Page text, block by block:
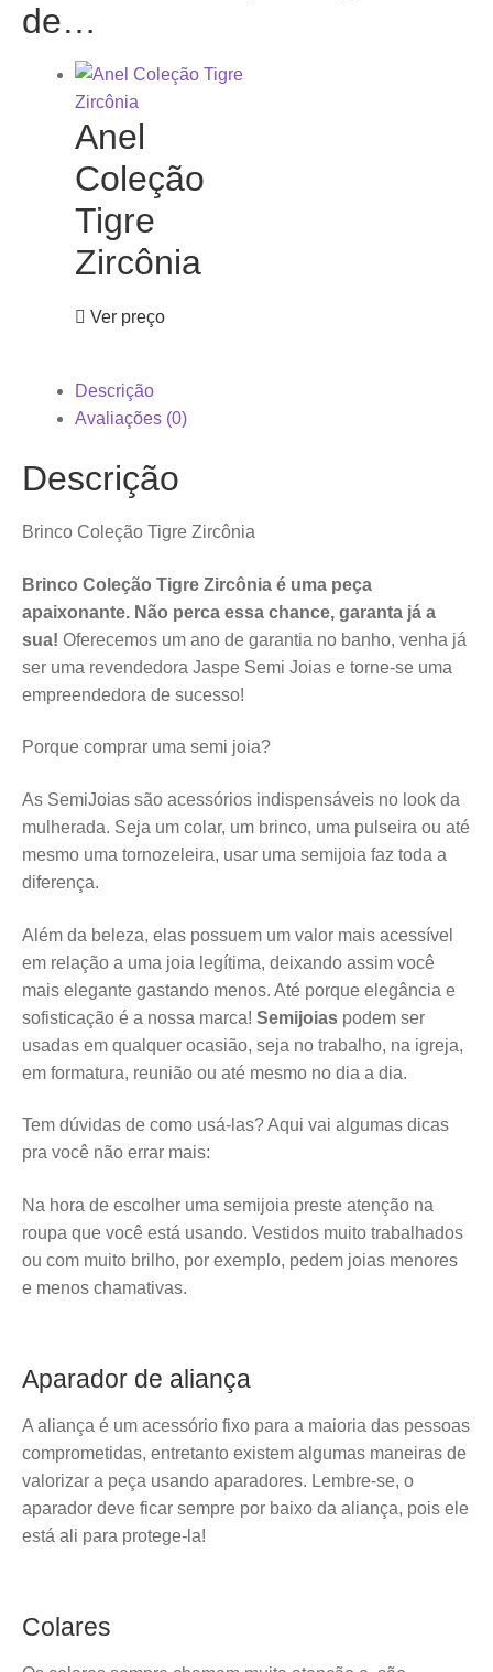
de…
Anel
Coleção
Tigre
Zircônia
Ver preço
Descrição
Avaliações (0)
Descrição
Brinco Coleção Tigre Zircônia
Brinco Coleção Tigre Zircônia é uma peça
apaixonante. Não perca essa chance, garanta já a
sua! Oferecemos um ano de garantia no banho, venha já
ser uma revendedora Jaspe Semi Joias e torne-se uma
empreendedora de sucesso!
Porque comprar uma semi joia?
As SemiJoias são acessórios indispensáveis no look da
mulherada. Seja um colar, um brinco, uma pulseira ou até
mesmo uma tornozeleira, usar uma semijoia faz toda a
diferença.
Além da beleza, elas possuem um valor mais acessível
em relação a uma joia legítima, deixando assim você
mais elegante gastando menos. Até porque elegância e
sofisticação é a nossa marca! Semijoias podem ser
usadas em qualquer ocasião, seja no trabalho, na igreja,
em formatura, reunião ou até mesmo no dia a dia.
Tem dúvidas de como usá-las? Aqui vai algumas dicas
pra você não errar mais:
Na hora de escolher uma semijoia preste atenção na
roupa que você está usando. Vestidos muito trabalhados
ou com muito brilho, por exemplo, pedem joias menores
e menos chamativas.
Aparador de aliança
A aliança é um acessório fixo para a maioria das pessoas
comprometidas, entretanto existem algumas maneiras de
valorizar a peça usando aparadores. Lembre-se, o
aparador deve ficar sempre por baixo da aliança, pois ele
está ali para protege-la!
Colares